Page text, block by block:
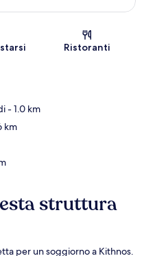
Ristoranti
- 1.0 km
km
struttura
per un soggiorno a Kithnos.